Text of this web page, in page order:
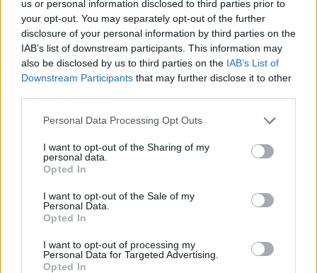
us or personal information disclosed to third parties prior to
your opt-out. You may separately opt-out of the further
disclosure of your personal information by third parties on the
IAB’s list of downstream participants. This information may
also be disclosed by us to third parties on the IAB’s List of
Downstream Participants that may further disclose it to other
Personal Data Processing Opt Outs
I want to opt-out of the Sharing of my
personal data.
Opted In
I want to opt-out of the Sale of my
Personal Data.
Opted In
I want to opt-out of processing my
Personal Data for Targeted Advertising.
Opted In
Othercide – Ilyen lesz július
legnyomasztóbb indie horrorja
VIDEÓ: Britpopper INDIE-HORRORJÁTÉK
LEGFRISSEBB VIDEÓNK